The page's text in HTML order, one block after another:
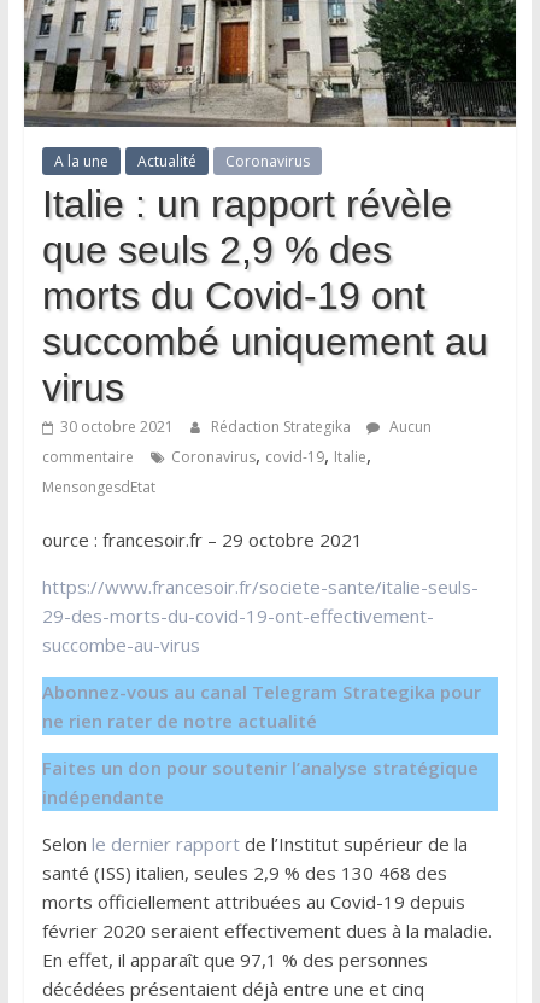
A la une Actualité Coronavirus
Italie : un rapport révèle
que seuls 2,9 % des
morts du Covid-19 ont
succombé uniquement au
virus
30 octobre 2021 Rédaction Strategika
Aucun
commentaire
Coronavirus, covid-19, Italie,
MensongesdEtat
ource : francesoir.fr – 29 octobre 2021
https://www.francesoir.fr/societe-sante/italie-seuls-
29-des-morts-du-covid-19-ont-effectivement-
succombe-au-virus
Abonnez-vous au canal Telegram Strategika pour
ne rien rater de notre actualité
Faites un don pour soutenir l’analyse stratégique
indépendante
Selon le dernier rapportde l’Institut supérieur de la
santé (ISS) italien, seules 2,9 % des 130 468 des
morts officiellement attribuées au Covid-19 depuis
février 2020 seraient effectivement dues à la maladie.
En effet, il apparaît que 97,1 % des personnes
décédées présentaient déjà entre une et cinq